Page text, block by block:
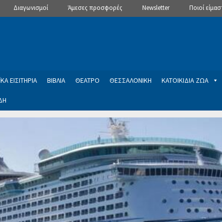
Διαγωνισμοί Άμεσες προσφορές Newsletter Ποιοί
ΕΙΣΙΤΗΡΙΑ ΒΙΒΛΙΑ ΘΕΑΤΡΟ ΘΕΣΣΑΛΟΝΙΚΗ ΚΑΤΟΙΚΙΔΙΑ ΖΩΑ
Newsletter
εγγραφής στο Newsletter του Dealistas.grΕπικοινωνία